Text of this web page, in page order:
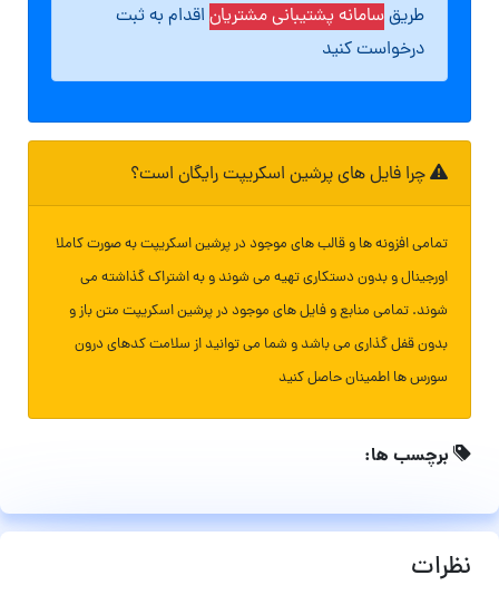
طریقسامانه پشتیبانی مشتریان اقدام به ثبت
درخواست کنید
چرا فایل های پرشین اسکریپت رایگان است؟
تمامی افزونه ها و قالب های موجود در پرشین اسکریپت به صورت کاملا
اورجینال و بدون دستکاری تهیه می شوند و به اشتراک گذاشته می
شوند. تمامی منابع و فایل های موجود در پرشین اسکریپت متن باز و
بدون قفل گذاری می باشد و شما می توانید از سلامت کدهای درون
سورس ها اطمینان حاصل کنید
برچسب ها:
نظرات